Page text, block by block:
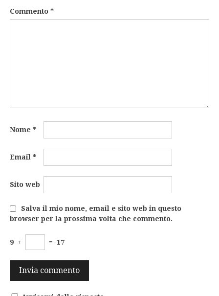
Commento *
Nome *
Email *
Sito web
Salva il mio nome, email e sito web in questo
browser per la prossima volta che commento.
9 + = 17